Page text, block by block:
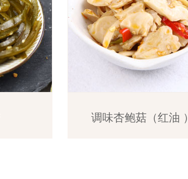
调味杏鲍菇（红油 ）